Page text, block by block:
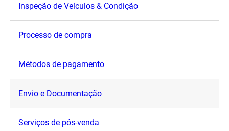
Inspeção de Veículos & Condição
Processo de compra
Métodos de pagamento
Envio e Documentação
Serviços de pós-venda